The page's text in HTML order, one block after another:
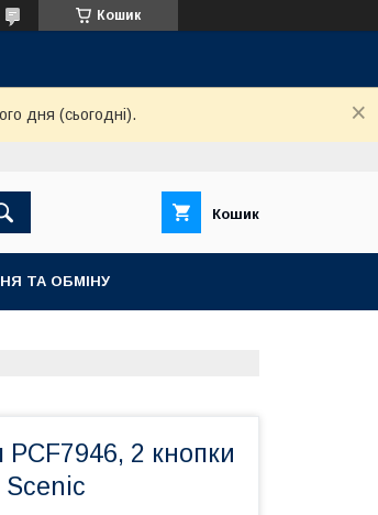
Кошик
дня (сьогодні).
Кошик
ТА ОБМІНУ
2 кнопки
Scenic